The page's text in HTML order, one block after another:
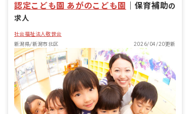
認定こども園 あがのこども園 保育補助の
求人
社会福祉法人敬世会
新潟県/新潟市北区
2026/04/20更新